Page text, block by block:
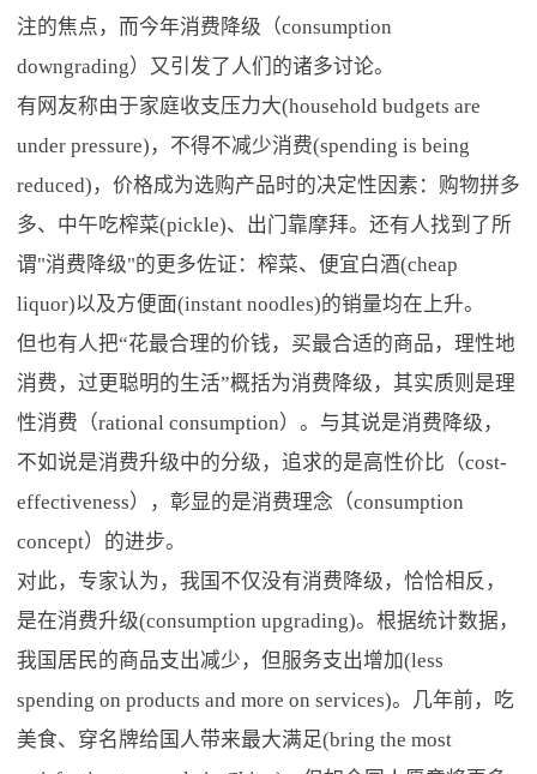
注的焦点，而今年消费降级（consumption
downgrading）又引发了人们的诸多讨论。
有网友称由于家庭收支压力大(household budgets are
under pressure)，不得不减少消费(spending is being
reduced)，价格成为选购产品时的决定性因素：购物拼多
多、中午吃榨菜(pickle)、出门靠摩拜。还有人找到了所
谓"消费降级"的更多佐证：榨菜、便宜白酒(cheap
liquor)以及方便面(instant noodles)的销量均在上升。
但也有人把“花最合理的价钱，买最合适的商品，理性地
消费，过更聪明的生活”概括为消费降级，其实质则是理
性消费（rational consumption）。与其说是消费降级，
不如说是消费升级中的分级，追求的是高性价比（cost-
effectiveness），彰显的是消费理念（consumption
concept）的进步。
对此，专家认为，我国不仅没有消费降级，恰恰相反，
是在消费升级(consumption upgrading)。根据统计数据，
我国居民的商品支出减少，但服务支出增加(less
spending on products and more on services)。几年前，吃
美食、穿名牌给国人带来最大满足(bring the most